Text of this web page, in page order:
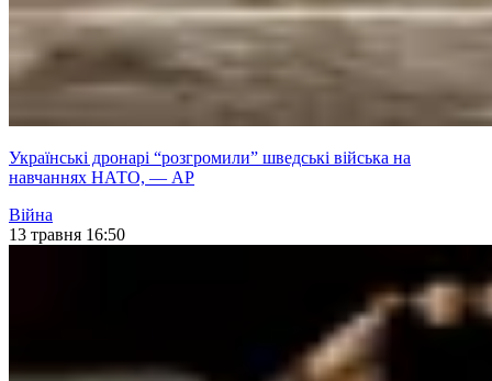
Українські дронарі “розгромили” шведські війська на
навчаннях НАТО, — AP
Війна
13 травня 16:50